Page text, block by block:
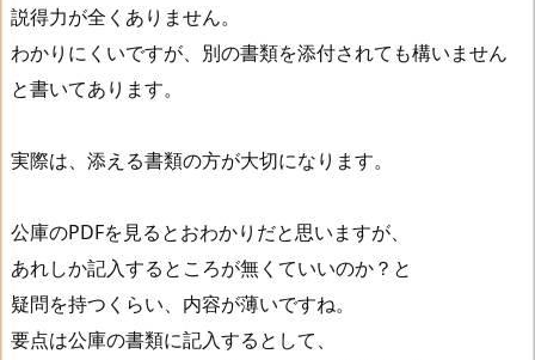
説得力が全くありません。
わかりにくいですが、別の書類を添付されても構いません
と書いてあります。
実際は、添える書類の方が大切になります。
公庫のPDFを見るとおわかりだと思いますが、
あれしか記入するところが無くていいのか？と
疑問を持つくらい、内容が薄いですね。
要点は公庫の書類に記入するとして、